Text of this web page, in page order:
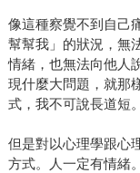
像這種察覺不到自己
幫幫我」的狀況，無
情緒，也無法向他人
現什麼大問題，就那
式，我不可說長道短。
但是對以心理學跟心
方式。人一定有情緒